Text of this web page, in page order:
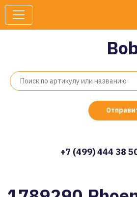
+7 (499) 444 38